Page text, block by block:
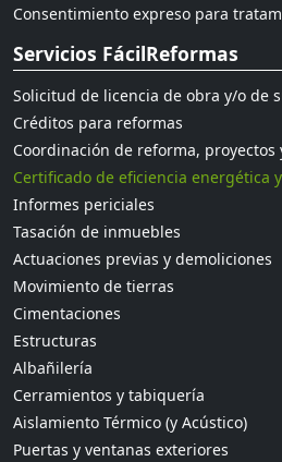
Consentimiento expreso para
Servicios FácilReformas
Solicitud de licencia de obra y/o de
Créditos para reformas
Coordinación de reforma,
Certificado de eficiencia energética
Informes periciales
Tasación de inmuebles
Actuaciones previas y demoliciones
Movimiento de tierras
Cimentaciones
Estructuras
Albañilería
Cerramientos y tabiquería
Aislamiento Térmico (y Acústico)
Puertas y ventanas exteriores